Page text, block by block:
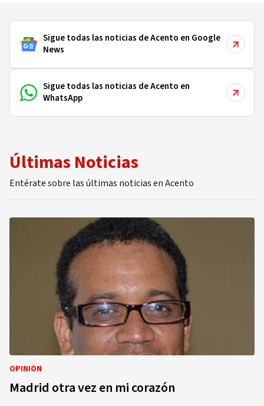
Sigue todas las noticias de Acento en Google
News
Sigue todas las noticias de Acento en
WhatsApp